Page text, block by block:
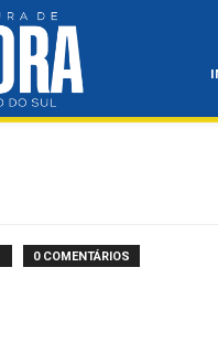
0 COMENTÁRIOS